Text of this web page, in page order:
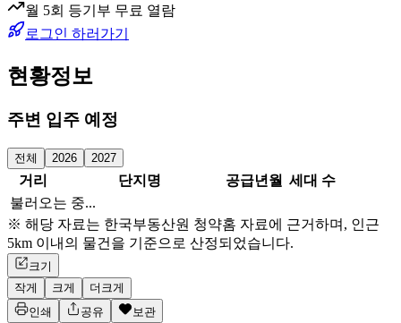
월 5회 등기부 무료 열람
로그인 하러가기
현황정보
주변 입주 예정
전체 2026 2027
거리 단지명 공급년월 세대 수
불러오는 중...
※ 해당 자료는 한국부동산원 청약홈 자료에 근거하며, 인근
5km 이내의 물건을 기준으로 산정되었습니다.
크기
작게
크게
더크게
인쇄
공유 보관